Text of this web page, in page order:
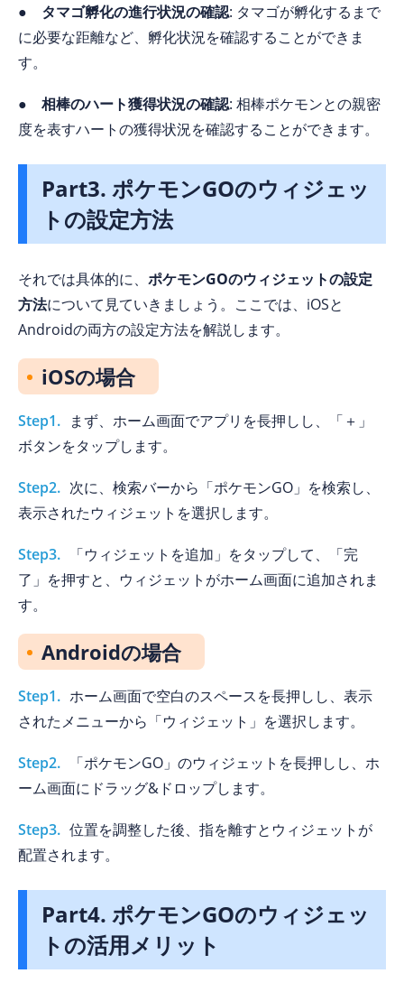
● タマゴ孵化の進行状況の確認: タマゴが孵化するまで
に必要な距離など、孵化状況を確認することができま
す。
● 相棒のハート獲得状況の確認: 相棒ポケモンとの親密
度を表すハートの獲得状況を確認することができます。
Part3. ポケモンGOのウィジェッ
トの設定方法
それでは具体的に、 ポケモンGOのウィジェットの設定
方法について見ていきましょう。ここでは、iOSと
Androidの両方の設定方法を解説します。
iOSの場合
Step1. まず、ホーム画面でアプリを長押しし、「＋」
ボタンをタップします。
Step2. 次に、検索バーから「ポケモンGO」を検索し、
表示されたウィジェットを選択します。
Step3.
「ウィジェットを追加」をタップして、「完
了」を押すと、ウィジェットがホーム画面に追加されま
す。
Androidの場合
Step1. ホーム画面で空白のスペースを長押しし、表示
されたメニューから「ウィジェット」を選択します。
Step2.
「ポケモンGO」のウィジェットを長押しし、ホ
ーム画面にドラッグ&ドロップします。
Step3. 位置を調整した後、指を離すとウィジェットが
配置されます。
Part4. ポケモンGOのウィジェッ
トの活用メリット